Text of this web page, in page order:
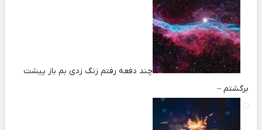
چند دفعه رفتم زنگ زدی بم باز پیشت
برگشتم –